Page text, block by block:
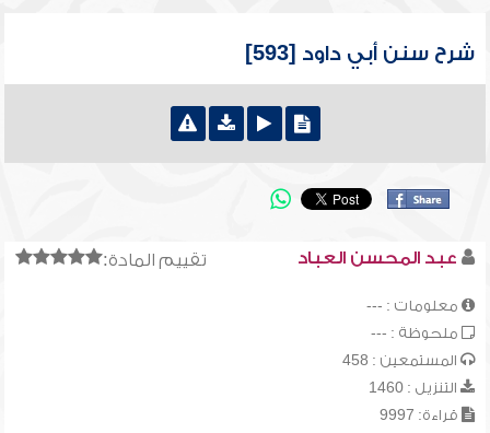
شرح سنن أبي داود [593]
تقييم المادة: عبد المحسن العباد
معلومات : ---
ملحوظة : ---
المستمعين : 458
التنزيل : 1460
قراءة: 9997